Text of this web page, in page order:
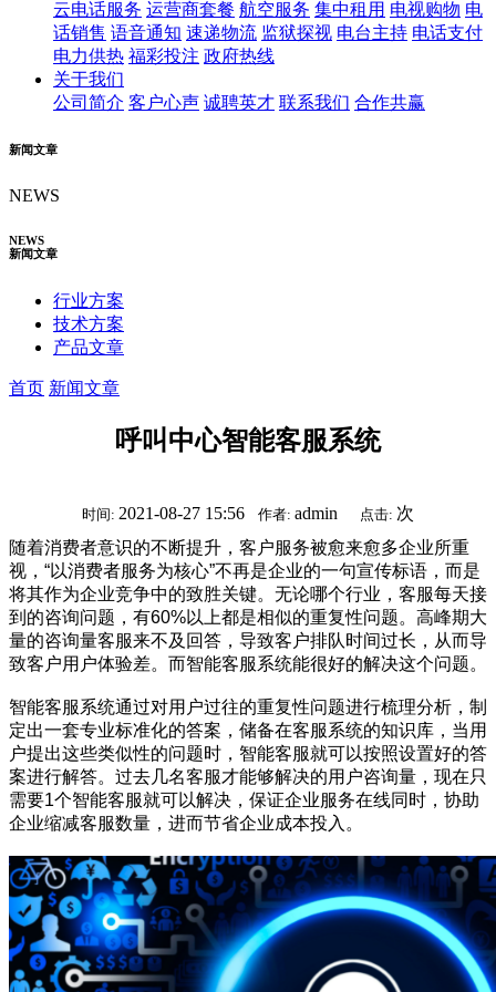
云电话服务 运营商套餐 航空服务 集中租用 电视购物 电
话销售 语音通知 速递物流 监狱探视 电台主持 电话支付
电力供热 福彩投注 政府热线
关于我们
公司简介 客户心声 诚聘英才 联系我们 合作共赢
新闻文章
NEWS
NEWS
新闻文章
行业方案
技术方案
产品文章
首页 新闻文章
呼叫中心智能客服系统
时间: 2021-08-27 15:56 作者: admin 点击: 次
随着消费者意识的不断提升，客户服务被愈来愈多企业所重
视，“以消费者服务为核心”不再是企业的一句宣传标语，而是
将其作为企业竞争中的致胜关键。无论哪个行业，客服每天接
到的咨询问题，有60%以上都是相似的重复性问题。高峰期大
量的咨询量客服来不及回答，导致客户排队时间过长，从而导
致客户用户体验差。而智能客服系统能很好的解决这个问题。
智能客服系统通过对用户过往的重复性问题进行梳理分析，制
定出一套专业标准化的答案，储备在客服系统的知识库，当用
户提出这些类似性的问题时，智能客服就可以按照设置好的答
案进行解答。过去几名客服才能够解决的用户咨询量，现在只
需要1个智能客服就可以解决，保证企业服务在线同时，协助
企业缩减客服数量，进而节省企业成本投入。